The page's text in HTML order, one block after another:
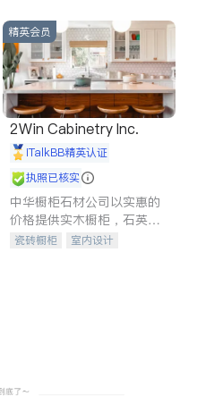
精英会员
2Win Cabinetry Inc.
iTalkBB精英认证
执照已核实
中华橱柜石材公司以实惠的
价格提供实木橱柜，石英石
台面，多种优质不锈钢水
瓷砖橱柜
室内设计